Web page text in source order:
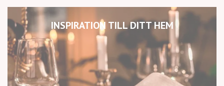
INSPIRATION TILL DITT HEM